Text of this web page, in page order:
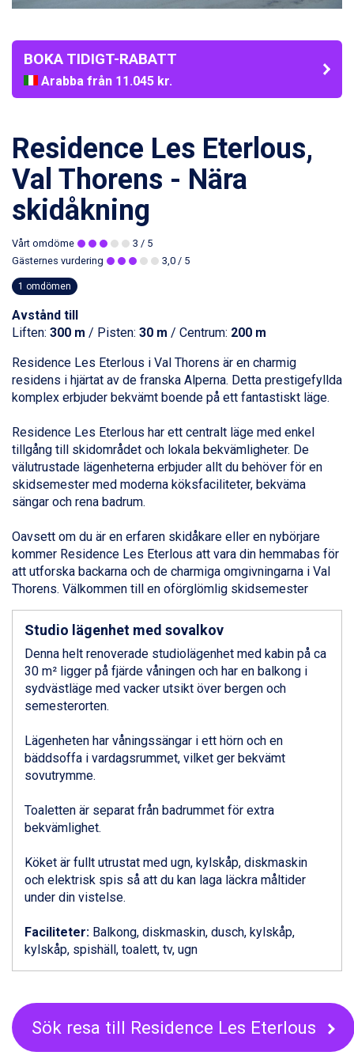
BOKA TIDIGT-RABATT
Arabba från 11.045 kr.
La Thuile från 7.045 kr.
Passo Tonale från 5.895 kr.
Bad Hofgastein från 8.595 kr.
Saalbach från 9.445 kr.
Sölden från 12.995 kr.
Champoluc från 5.945 kr.
Sestriere från 6.945 kr.
Ischgl från 11.295 kr.
Wagrain från 7.095 kr.
Val Thorens från 8.395 kr.
St. Anton från 11.245 kr.
Zell am See från 6.295 kr.
Canazei från 7.195 kr.
Livigno från 5.595 kr.
Ponte di Legno från 7.395 kr.
Alleghe från 8.545 kr.
Sauze dOulx från 6.145 kr.
Arabba från 11.045 kr.
La Thuile från 7.045 kr.
Cervinia från 8.245 kr.
Passo Tonale från 5.895 kr.
Saalbach från 9.445 kr.
Sölden från 12.995 kr.
Champoluc från 5.945 kr.
Sestriere från 6.945 kr.
Wagrain från 7.095 kr.
Fieberbrunn från 9.645 kr.
Val Thorens från 8.395 kr.
St. Anton från 11.245 kr.
Zell am See från 6.295 kr.
Canazei från 7.195 kr.
Ponte di Legno från 7.395 kr.
Alleghe från 8.545 kr.
Bad Gastein från 6.295 kr.
Arabba från 11.045 kr.
La Thuile från 7.045 kr.
Passo Tonale från 5.895 kr.
Bad Hofgastein från 8.595 kr.
Saalbach från 9.445 kr.
Champoluc från 5.945 kr.
Sestriere från 6.945 kr.
Ischgl från 11.295 kr.
Fieberbrunn från 9.645 kr.
Val Thorens från 8.395 kr.
St. Anton från 11.245 kr.
Zell am See från 6.295 kr.
Residence Les Eterlous,
Val Thorens - Nära
skidåkning
Vårt omdöme 3 / 5
Gästernes vurdering
3,0 / 5
1 omdömen
Avstånd till
Liften: 300 m / Pisten: 30 m / Centrum: 200 m
Residence Les Eterlous i Val Thorens är en charmig
residens i hjärtat av de franska Alperna. Detta prestigefyllda
komplex erbjuder bekvämt boende på ett fantastiskt läge.
Residence Les Eterlous har ett centralt läge med enkel
tillgång till skidområdet och lokala bekvämligheter. De
välutrustade lägenheterna erbjuder allt du behöver för en
skidsemester med moderna köksfaciliteter, bekväma
sängar och rena badrum.
Oavsett om du är en erfaren skidåkare eller en nybörjare
kommer Residence Les Eterlous att vara din hemmabas för
att utforska backarna och de charmiga omgivningarna i Val
Thorens. Välkommen till en oförglömlig skidsemester
Studio lägenhet med sovalkov
Denna helt renoverade studiolägenhet med kabin på ca
30 m² ligger på fjärde våningen och har en balkong i
sydvästläge med vacker utsikt över bergen och
semesterorten.
Lägenheten har våningssängar i ett hörn och en
bäddsoffa i vardagsrummet, vilket ger bekvämt
sovutrymme.
Toaletten är separat från badrummet för extra
bekvämlighet.
Köket är fullt utrustat med ugn, kylskåp, diskmaskin
och elektrisk spis så att du kan laga läckra måltider
under din vistelse.
Faciliteter: Balkong, diskmaskin, dusch, kylskåp,
kylskåp, spishäll, toalett, tv, ugn
Sök resa till Residence Les Eterlous